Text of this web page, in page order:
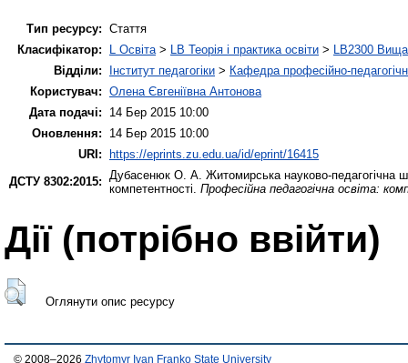
Тип ресурсу: Стаття
Класифікатор:
L Освіта> LB Теорія і практика освіти > LB2300 Вища
Відділи:
Інститут педагогіки > Кафедра професійно-
Користувач: Олена Євгеніївна Антонова
Дата подачі:
14 Бер 2015 10:00
Оновлення:
14 Бер 2015 10:00
URI:
https://eprints.zu.edu.ua/id/eprint/16415
ДСТУ 8302:2015: Дубасенюк О. А. Житомирська науково-педагогічна
компетентності. Професійна педагогічна освіта:
Дії ​​(потрібно ввійти)
Оглянути опис ресурсу
© 2008–2026 Zhytomyr Ivan Franko State University